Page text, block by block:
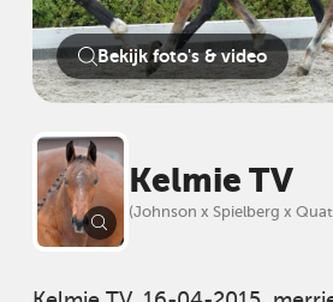
Bekijk foto's & video
Kelmie TV
(Johnson x Spielberg x